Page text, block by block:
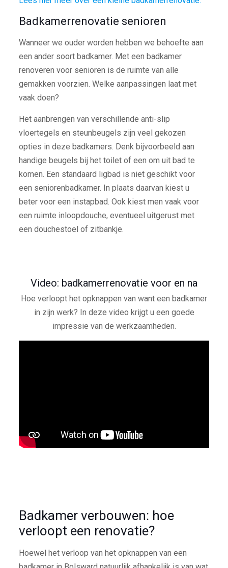
Badkamerrenovatie senioren
Wanneer we ouder worden hebben we behoefte aan
een ander soort badkamer. Met een badkamer
renoveren voor senioren is de ruimte van alle
gemakken voorzien. Welke aanpassingen laat met
vaak doen?
Het aanbrengen van verschillende anti-slip
vloertegels en steunbeugels zijn veel gekozen
opties in deze badkamers. Denk bijvoorbeeld aan
handige beugels bij het toilet of een om uit bad te
komen. Een standaard ligbad is niet geschikt voor
een seniorenbadkamer. In plaats daarvan kiest u
beter voor een instapbad. Ook kiest men vaak voor
een ruimte inloopdouche, eventueel uitgerust met
een douchestoel of zitbankje.
Video: badkamerrenovatie voor en na
Hoe verloopt het opknappen van want een badkamer
in zijn werk? In deze video krijgt u een goede
impressie van de werkzaamheden.
Badkamer verbouwen: hoe
verloopt een renovatie?
Hoewel het verloop van het opknappen van een